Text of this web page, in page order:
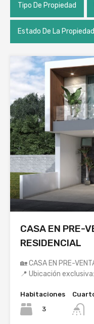
Tipo De Propiedad
Estado De La Propiedad
CASA EN PRE-
RESIDENCIAL
🏡 CASA EN PRE-
📍 Ubicación
Habitaciones
3